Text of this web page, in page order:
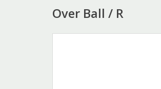
Over Ball / R